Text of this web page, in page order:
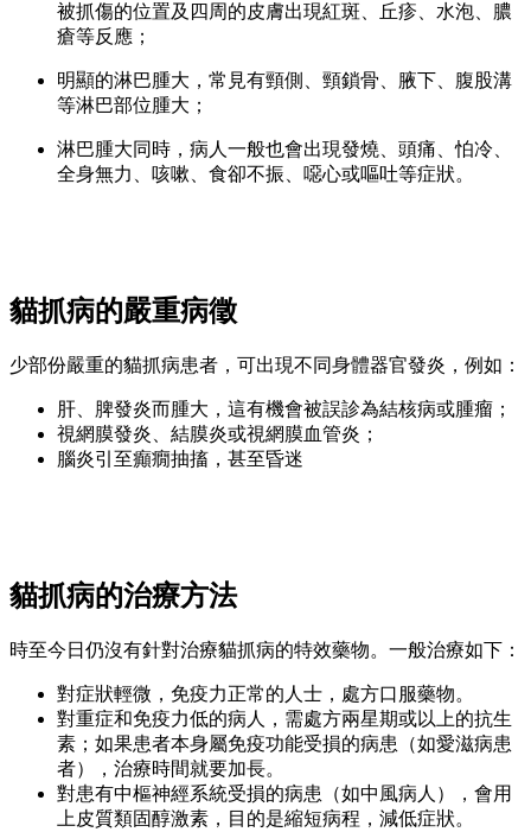
被抓傷的位置及四周的皮膚出現紅斑、丘疹、水泡、膿
瘡等反應；
明顯的淋巴腫大，常見有頸側、頸鎖骨、腋下、腹股溝
等淋巴部位腫大；
淋巴腫大同時，病人一般也會出現發燒、頭痛、怕冷、
全身無力、咳嗽、食卻不振、噁心或嘔吐等症狀。
貓抓病的嚴重病徵
少部份嚴重的貓抓病患者，可出現不同身體器官發炎，例如：
肝、脾發炎而腫大，這有機會被誤診為結核病或腫瘤；
視網膜發炎、結膜炎或視網膜血管炎；
腦炎引至癲癇抽搐，甚至昏迷
貓抓病的治療方法
時至今日仍沒有針對治療貓抓病的特效藥物。一般治療如下：
對症狀輕微，免疫力正常的人士，處方口服藥物。
對重症和免疫力低的病人，需處方兩星期或以上的抗生
素；如果患者本身屬免疫功能受損的病患（如愛滋病患
者），治療時間就要加長。
對患有中樞神經系統受損的病患（如中風病人），會用
上皮質類固醇激素，目的是縮短病程，減低症狀。